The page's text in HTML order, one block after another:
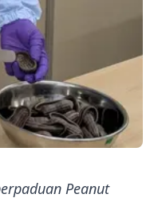
Peanut